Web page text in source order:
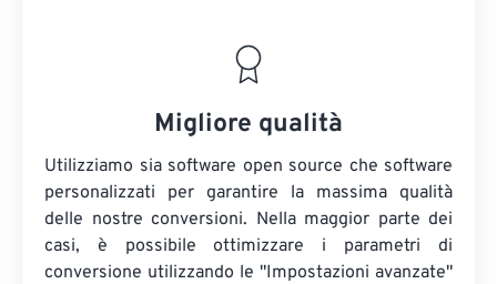
Migliore qualità
Utilizziamo sia software open source che software
personalizzati per garantire la massima qualità
delle nostre conversioni. Nella maggior parte dei
casi, è possibile ottimizzare i parametri di
conversione utilizzando le "Impostazioni avanzate"